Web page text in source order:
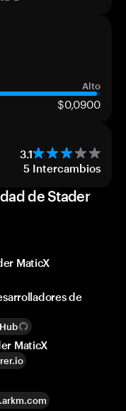
Alto
$0,0900
3.1
5 Intercambios
de Stader
MaticX
de
MaticX